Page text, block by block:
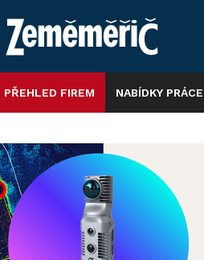
PŘEHLED FIREM NABÍDKY PRÁCE